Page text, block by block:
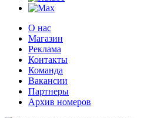
О нас
Магазин
Реклама
Контакты
Команда
Вакансии
Партнеры
Архив номеров